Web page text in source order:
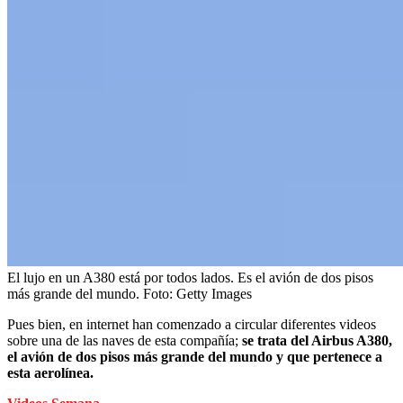
El lujo en un A380 está por todos lados. Es el avión de dos pisos
más grande del mundo. Foto: Getty Images
Pues bien, en internet han comenzado a circular diferentes videos
sobre una de las naves de esta compañía; se trata del Airbus A380,
el avión de dos pisos más grande del mundo y que pertenece a
esta aerolínea.